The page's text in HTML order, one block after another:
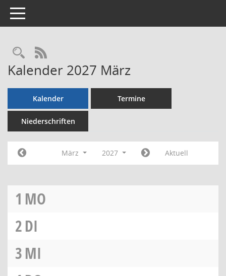
Toggle navigation
Rechercheauswahl
RSS-Feed
Kalender 2027 März
Kalender Termine
Niederschriften
März 2027 Aktuell
1 MO
2DI
3MI